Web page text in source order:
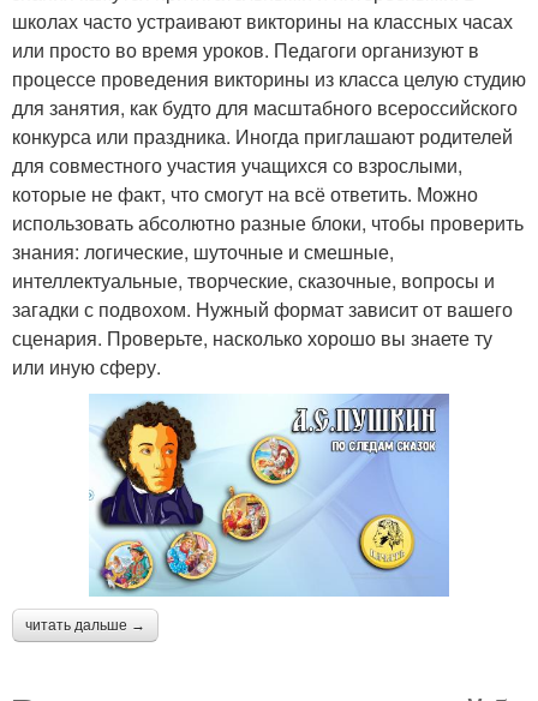
школах часто устраивают викторины на классных часах
или просто во время уроков. Педагоги организуют в
процессе проведения викторины из класса целую студию
для занятия, как будто для масштабного всероссийского
конкурса или праздника. Иногда приглашают родителей
для совместного участия учащихся со взрослыми,
которые не факт, что смогут на всё ответить. Можно
использовать абсолютно разные блоки, чтобы проверить
знания: логические, шуточные и смешные,
интеллектуальные, творческие, сказочные, вопросы и
загадки с подвохом. Нужный формат зависит от вашего
сценария. Проверьте, насколько хорошо вы знаете ту
или иную сферу.
читать дальше →